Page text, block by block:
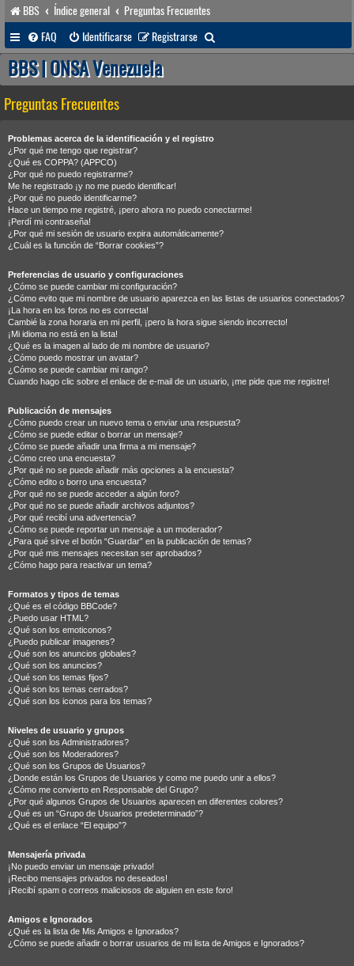
BBS Índice general
Preguntas Frecuentes
FAQ
Identificarse Registrarse
u
BBS | ONSA Venezuela
Preguntas Frecuentes
Problemas acerca de la identificación y el registro
¿Por qué me tengo que registrar?
¿Qué es COPPA? (APPCO)
¿Por qué no puedo registrarme?
Me he registrado ¡y no me puedo identificar!
¿Por qué no puedo identificarme?
Hace un tiempo me registré, ¡pero ahora no puedo conectarme!
¡Perdí mi contraseña!
¿Por qué mi sesión de usuario expira automáticamente?
¿Cuál es la función de “Borrar cookies”?
Preferencias de usuario y configuraciones
¿Cómo se puede cambiar mi configuración?
¿Cómo evito que mi nombre de usuario aparezca en las listas de usuarios conectados?
¡La hora en los foros no es correcta!
Cambié la zona horaria en mi perfil, ¡pero la hora sigue siendo incorrecto!
¡Mi idioma no está en la lista!
¿Qué es la imagen al lado de mi nombre de usuario?
¿Cómo puedo mostrar un avatar?
¿Cómo se puede cambiar mi rango?
Cuando hago clic sobre el enlace de e-mail de un usuario, ¡me pide que me registre!
Publicación de mensajes
¿Cómo puedo crear un nuevo tema o enviar una respuesta?
¿Cómo se puede editar o borrar un mensaje?
¿Cómo se puede añadir una firma a mi mensaje?
¿Cómo creo una encuesta?
¿Por qué no se puede añadir más opciones a la encuesta?
¿Cómo edito o borro una encuesta?
¿Por qué no se puede acceder a algún foro?
¿Por qué no se puede añadir archivos adjuntos?
¿Por qué recibí una advertencia?
¿Cómo se puede reportar un mensaje a un moderador?
¿Para qué sirve el botón “Guardar” en la publicación de temas?
¿Por qué mis mensajes necesitan ser aprobados?
¿Cómo hago para reactivar un tema?
Formatos y tipos de temas
¿Qué es el código BBCode?
¿Puedo usar HTML?
¿Qué son los emoticonos?
¿Puedo publicar imagenes?
¿Qué son los anuncios globales?
¿Qué son los anuncios?
¿Qué son los temas fijos?
¿Qué son los temas cerrados?
¿Qué son los iconos para los temas?
Niveles de usuario y grupos
¿Qué son los Administradores?
¿Qué son los Moderadores?
¿Qué son los Grupos de Usuarios?
¿Donde están los Grupos de Usuarios y como me puedo unir a ellos?
¿Cómo me convierto en Responsable del Grupo?
¿Por qué algunos Grupos de Usuarios aparecen en diferentes colores?
¿Qué es un “Grupo de Usuarios predeterminado”?
¿Qué es el enlace “El equipo”?
Mensajería privada
¡No puedo enviar un mensaje privado!
¡Recibo mensajes privados no deseados!
¡Recibí spam o correos maliciosos de alguien en este foro!
Amigos e Ignorados
¿Qué es la lista de Mis Amigos e Ignorados?
¿Cómo se puede añadir o borrar usuarios de mi lista de Amigos e Ignorados?